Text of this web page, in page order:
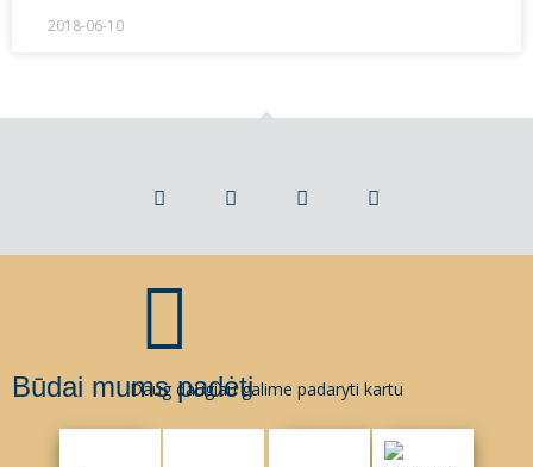
2018-06-10
Būdai mums padėti
Daug daugiau galime padaryti kartu